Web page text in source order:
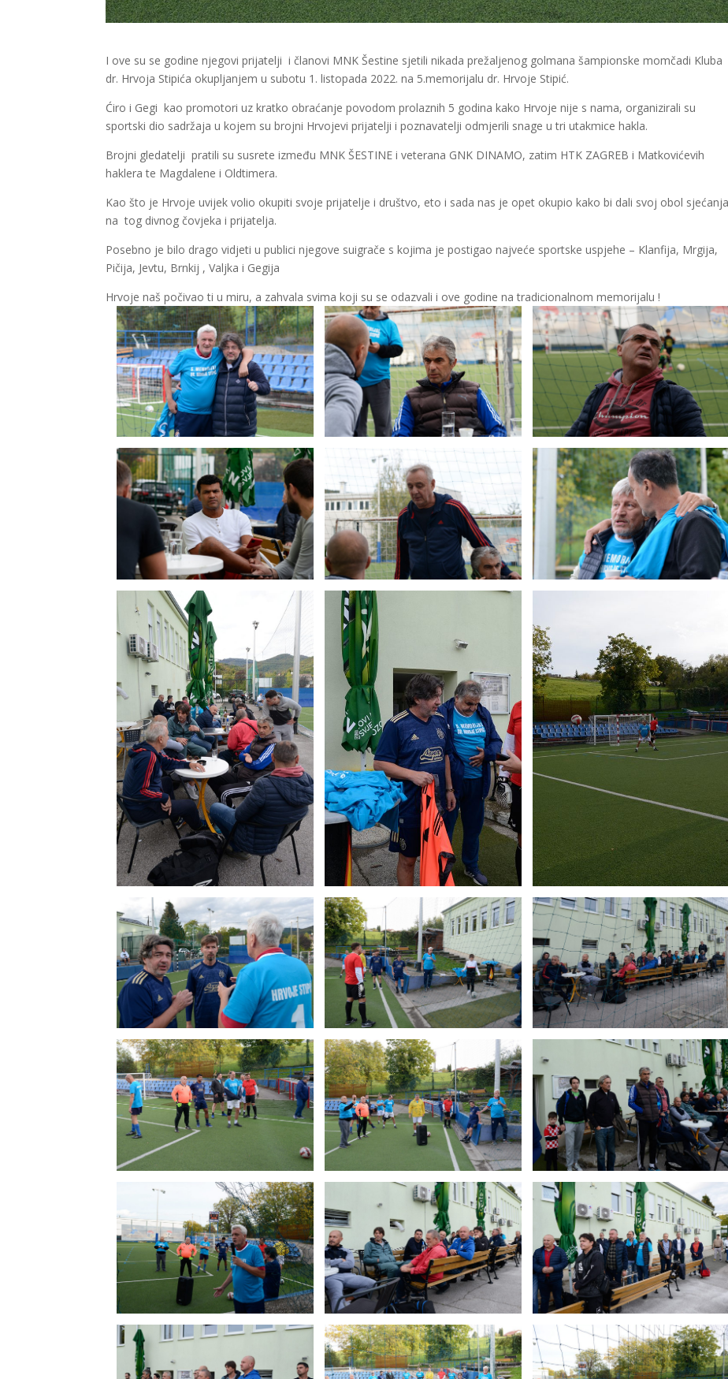
I ove su se godine njegovi prijatelji i članovi MNK Šestine sjetili nikada prežaljenog golmana šampionske momčadi Kluba
dr. Hrvoja Stipića okupljanjem u subotu 1. listopada 2022. na 5.memorijalu dr. Hrvoje Stipić.
Ćiro i Gegi kao promotori uz kratko obraćanje povodom prolaznih 5 godina kako Hrvoje nije s nama, organizirali su
sportski dio sadržaja u kojem su brojni Hrvojevi prijatelji i poznavatelji odmjerili snage u tri utakmice hakla.
Brojni gledatelji pratili su susrete između MNK ŠESTINE i veterana GNK DINAMO, zatim HTK ZAGREB i Matkovićevih
haklera te Magdalene i Oldtimera.
Kao što je Hrvoje uvijek volio okupiti svoje prijatelje i društvo, eto i sada nas je opet okupio kako bi dali svoj obol sjećanja
na tog divnog čovjeka i prijatelja.
Posebno je bilo drago vidjeti u publici njegove suigrače s kojima je postigao najveće sportske uspjehe – Klanfija, Mrgija,
Pičija, Jevtu, Brnkij , Valjka i Gegija
Hrvoje naš počivao ti u miru, a zahvala svima koji su se odazvali i ove godine na tradicionalnom memorijalu !